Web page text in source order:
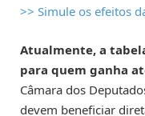
>> Simule os efeitos
Atualmente, a
para quem ganha
Câmara dos
devem beneficiar